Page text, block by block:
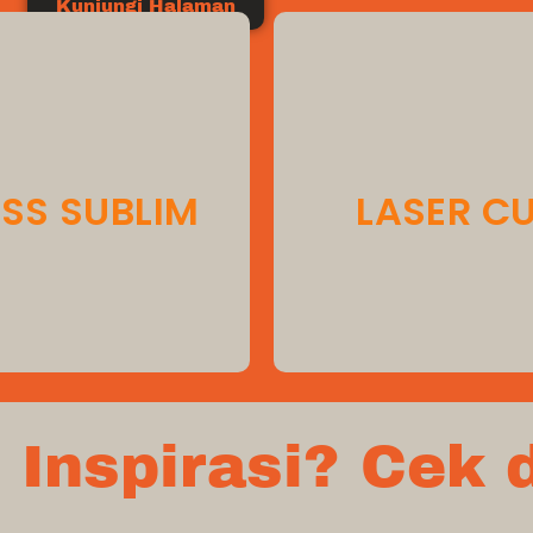
Kunjungi Halaman
SUBLIM
tahan lama LASER
Inspirasi? Cek